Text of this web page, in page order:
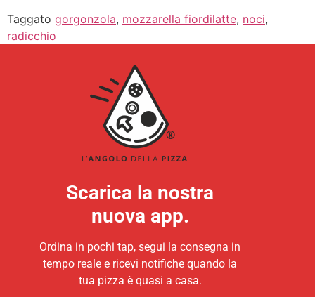
Taggato gorgonzola, mozzarella fiordilatte, noci,
radicchio
Scarica la nostra
nuova app.
Ordina in pochi tap, segui la consegna in
tempo reale e ricevi notifiche quando la
tua pizza è quasi a casa.